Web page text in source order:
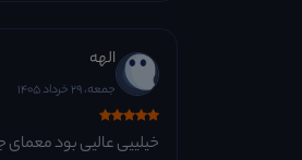
الهه
جمعه، 29 خرداد 1405
خیلییی عالیی بود